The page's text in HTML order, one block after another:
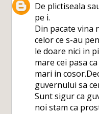
De plictiseala
pe i.
Din pacate vina
celor ce s-au
le doare nici in
mare cei pasa
mari in
guvernului sa
Sunt sigur ca
noi stam ca